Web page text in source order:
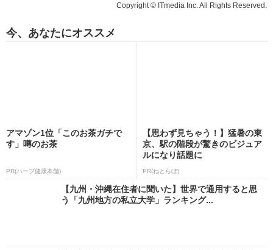
Copyright © ITmedia Inc. All Rights Reserved.
今、あなたにオススメ
アマゾン1位「このお茶ガチで
す」噂のお茶
PR(ハーブ健康本舗)
【思わず見ちゃう！】猛暑の東
京、駅の階段が驚きのビジュア
ルになり話題に
PR(ねとらぼ)
【九州・沖縄在住者に聞いた】世界で通用すると思
う「九州地方の私立大学」ランキング...